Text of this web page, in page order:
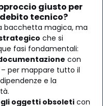
giusto per
tecnico?
bacchetta magica, ma
che si
fasi fondamentali:
con
– per mappare tutto il
e la
oggetti obsoleti con